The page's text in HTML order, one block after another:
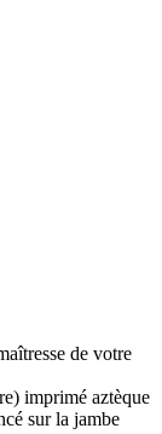
de votre
imprimé aztèque
sur la jambe